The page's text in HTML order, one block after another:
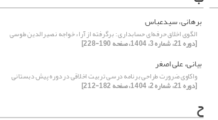
برهانی، سیدعباس
الگوی اخلاق حرفه‌ای حسابداری : برگرفته از آراء خواجه نصیرالدین طوسی
[دوره 21، شماره 3، 1404، صفحه 190-228]
بیانی، علی اصغر
واکاوی ضرورت طراحی برنامه درسی تربیت اخلاقی در دوره پیش دبستانی
[دوره 21، شماره 2، 1404، صفحه 182-212]
ح